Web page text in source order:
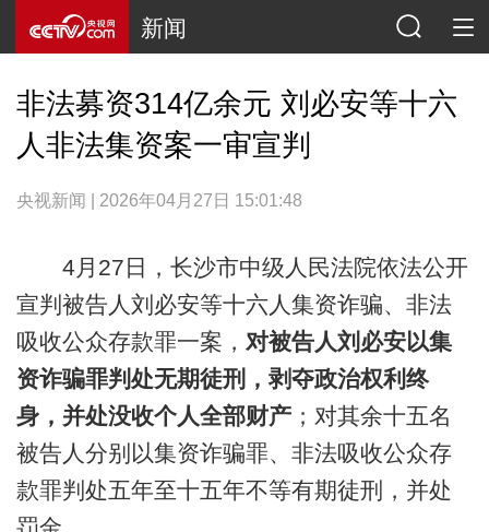
新闻
非法募资314亿余元 刘必安等十六
人非法集资案一审宣判
央视新闻 | 2026年04月27日 15:01:48
4月27日，长沙市中级人民法院依法公开
宣判被告人刘必安等十六人集资诈骗、非法
吸收公众存款罪一案， 对被告人刘必安以集
资诈骗罪判处无期徒刑，剥夺政治权利终
身，并处没收个人全部财产；对其余十五名
被告人分别以集资诈骗罪、非法吸收公众存
款罪判处五年至十五年不等有期徒刑，并处